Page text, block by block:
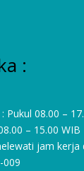
:
Pukul 08.00 –
– 15.00 WIB
jam kerja
009